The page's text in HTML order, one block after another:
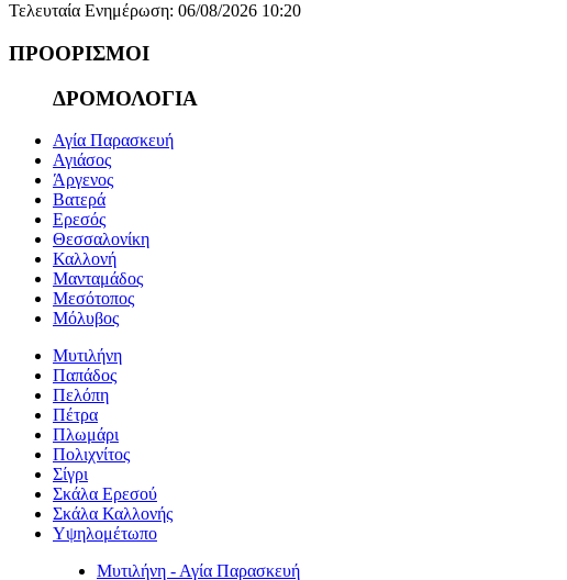
Τελευταία Ενημέρωση: 06/08/2026 10:20
ΠΡΟΟΡΙΣΜΟΙ
ΔΡΟΜΟΛΟΓΙΑ
Αγία Παρασκευή
Αγιάσος
Άργενος
Βατερά
Ερεσός
Θεσσαλονίκη
Καλλονή
Μανταμάδος
Μεσότοπος
Μόλυβος
Μυτιλήνη
Παπάδος
Πελόπη
Πέτρα
Πλωμάρι
Πολιχνίτος
Σίγρι
Σκάλα Ερεσού
Σκάλα Καλλονής
Υψηλομέτωπο
Μυτιλήνη - Αγία Παρασκευή